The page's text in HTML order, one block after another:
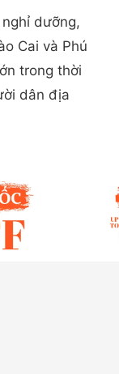
dưỡng,
Cai và Phú
trong thời
dân địa